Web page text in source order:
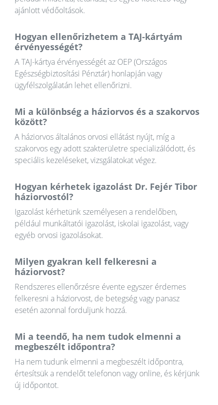
ajánlott védőoltások.
Hogyan ellenőrizhetem a TAJ-kártyám
érvényességét?
A TAJ-kártya érvényességét az OEP (Országos
Egészségbiztosítási Pénztár) honlapján vagy
ügyfélszolgálatán lehet ellenőrizni.
Mi a különbség a háziorvos és a szakorvos
között?
A háziorvos általános orvosi ellátást nyújt, míg a
szakorvos egy adott szakterületre specializálódott, és
speciális kezeléseket, vizsgálatokat végez.
Hogyan kérhetek igazolást Dr. Fejér Tibor
háziorvostól?
Igazolást kérhetünk személyesen a rendelőben,
például munkáltatói igazolást, iskolai igazolást, vagy
egyéb orvosi igazolásokat.
Milyen gyakran kell felkeresni a
háziorvost?
Rendszeres ellenőrzésre évente egyszer érdemes
felkeresni a háziorvost, de betegség vagy panasz
esetén azonnal forduljunk hozzá.
Mi a teendő, ha nem tudok elmenni a
megbeszélt időpontra?
Ha nem tudunk elmenni a megbeszélt időpontra,
értesítsük a rendelőt telefonon vagy online, és kérjünk
új időpontot.